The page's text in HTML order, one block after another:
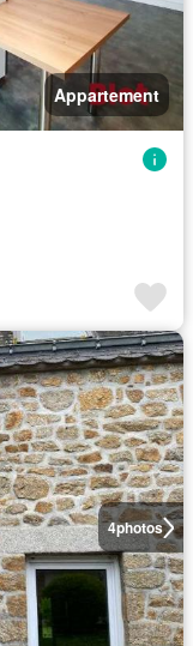
Appartement
4photos